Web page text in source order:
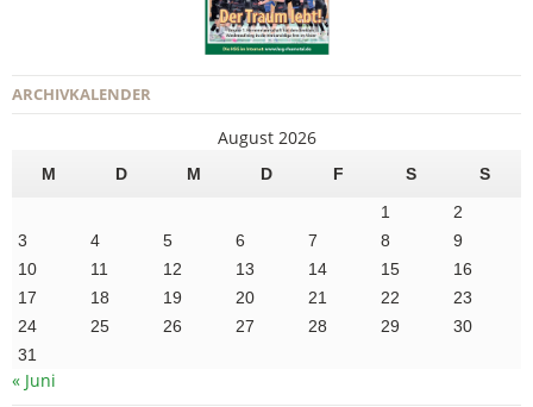
ARCHIVKALENDER
August 2026
M D M D F S
S
1
2
3
4 5 6 7 8
9
10
11 12 13 14 15
16
17
18 19 20 21 22
23
24
25 26 27 28 29
30
31
« Juni